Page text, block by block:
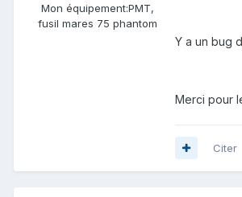
Mon équipement:PMT,
fusil mares 75 phantom
Y a un bug
Merci pour
Citer